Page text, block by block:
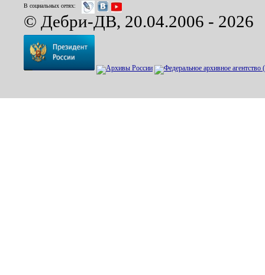
В социальных сетях:
© Дебри-ДВ, 20.04.2006 - 2026